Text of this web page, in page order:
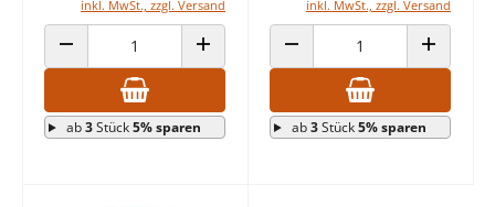
inkl. MwSt., zzgl. Versand
ANZAHL VERRINGERN ANZAHL ERHÖHEN
ab3Stück5% sparen
inkl. MwSt., zzgl. Versand
ANZAHL VERRINGERN ANZAHL
ab3Stück5% sparen